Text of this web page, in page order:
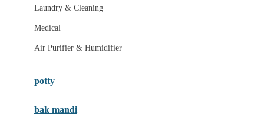
Megabloks
Micro
MiDeer
Moby
Laundry & Cleaning
Medical
Air Purifier & Humidifier
potty
bak mandi